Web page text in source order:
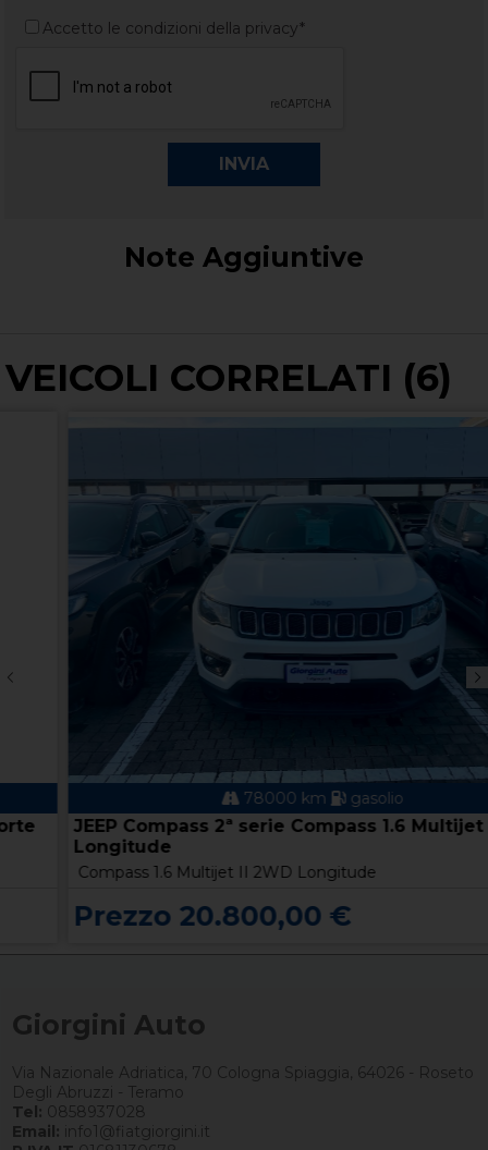
Accetto le condizioni della privacy*
Note Aggiuntive
VEICOLI CORRELATI (6)
78000 km gasolio
JEEP Compass 2ª serie Compass 1.6 Multijet II
Longitude
Compass 1.6 Multijet II 2WD Longitude
Prezzo 20.800,00 €
Giorgini Auto
Via Nazionale Adriatica, 70 Cologna Spiaggia, 64026 - Roseto
Degli Abruzzi - Teramo
Tel: 0858937028
Email: info1@fiatgiorgini.it